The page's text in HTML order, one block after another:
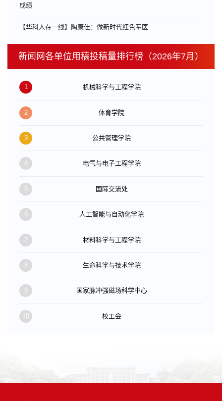
成绩
【华科人在一线】陶康佳：做新时代红色军医
新闻网各单位用稿投稿量排行榜（2026年7月）
1 机械科学与工程学院
2 体育学院
3 公共管理学院
4 电气与电子工程学院
5 国际交流处
6 人工智能与自动化学院
7 材料科学与工程学院
8 生命科学与技术学院
9 国家脉冲强磁场科学中心
10 校工会